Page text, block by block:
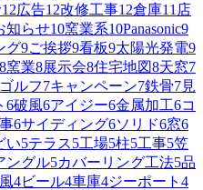
12広告12改修工事12倉庫11 店
知らせ10窯業系10Panasonic9
グ9ご挨拶9看板9太陽光発電9
8窯業8展示会8住宅地図8天窓7
ゴルフ7キャンペーン7鉄骨7見
6破風6アイジー6金属加工6コ
6サイディング6ソリド6窓6
い5テラス5工場5柱5工事5笠
ングル5カバーリング工法5品
4ビール4車庫4ジーポート 4